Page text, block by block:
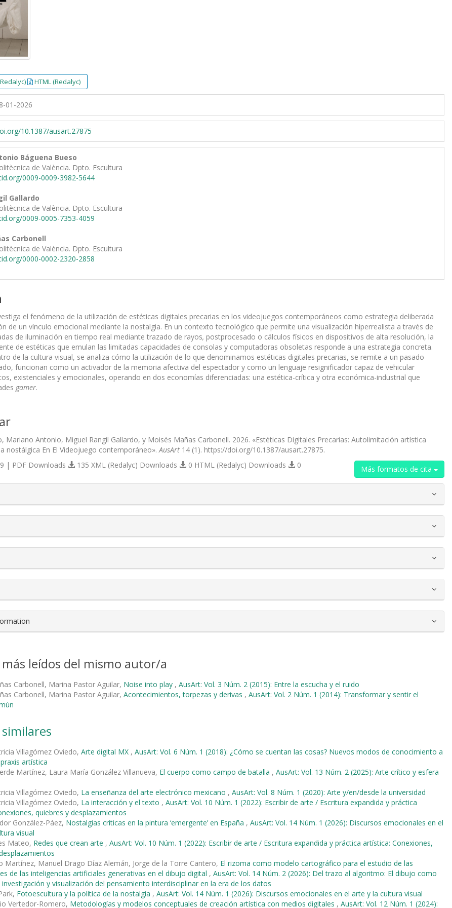
HTML (Redalyc)
01-2026
10.1387/ausart.27875
Báguena Bueso
de València. Dpto. Escultura
0009-0009-3982-5644
Gallardo
de València. Dpto. Escultura
0009-0005-7353-4059
Carbonell
de València. Dpto. Escultura
0000-0002-2320-2858
el fenómeno de la utilización de estéticas digitales precarias en los videojuegos contemporáneos como estrategia deliberada
de un vínculo emocional mediante la nostalgia. En un contexto tecnológico que permite una visualización hiperrealista a través de
de iluminación en tiempo real mediante trazado de rayos, postprocesado o cálculos físicos en dispositivos de alta resolución, la
de estéticas que emulan las limitadas capacidades de consolas y computadoras obsoletas responde a una estrategia concreta.
de la cultura visual, se analiza cómo la utilización de lo que denominamos estéticas digitales precarias, se remite a un pasado
funcionan como un activador de la memoria afectiva del espectador y como un lenguaje resignificador capaz de vehicular
existenciales y emocionales, operando en dos economías diferenciadas: una estética-crítica y otra económica-industrial que
gamer.
Mariano Antonio, Miguel Rangil Gallardo, y Moisés Mañas Carbonell. 2026. «Estéticas Digitales Precarias: Autolimitación artística
nostálgica En El Videojuego contemporáneo».AusArt 14 (1). https://doi.org/10.1387/ausart.27875.
Más formatos de cita
| PDF Downloads 135 XML (Redalyc) Downloads 0 HTML (Redalyc) Downloads 0
leídos del mismo autor/a
Carbonell, Marina Pastor Aguilar, Noise into play , AusArt: Vol. 3 Núm. 2 (2015): Entre la escucha y el ruido
Carbonell, Marina Pastor Aguilar, Acontecimientos, torpezas y derivas , AusArt: Vol. 2 Núm. 1 (2014): Transformar y sentir el
Villagómez Oviedo, Arte digital MX , AusArt: Vol. 6 Núm. 1 (2018): ¿Cómo se cuentan las cosas? Nuevos modos de conocimiento a
artística
Martínez, Laura María González Villanueva, El cuerpo como campo de batalla , AusArt: Vol. 13 Núm. 2 (2025): Arte crítico y esfera
Villagómez Oviedo, La enseñanza del arte electrónico mexicano , AusArt: Vol. 8 Núm. 1 (2020): Arte y/en/desde la universidad
Villagómez Oviedo, La interacción y el texto , AusArt: Vol. 10 Núm. 1 (2022): Escribir de arte / Escritura expandida y práctica
quiebres y desplazamientos
González-Páez, Nostalgias críticas en la pintura ‘emergente’ en España , AusArt: Vol. 14 Núm. 1 (2026): Discursos emocionales en el
visual
Mateo, Redes que crean arte , AusArt: Vol. 10 Núm. 1 (2022): Escribir de arte / Escritura expandida y práctica artística: Conexiones,
Martínez, Manuel Drago Díaz Alemán, Jorge de la Torre Cantero, El rizoma como modelo cartográfico para el estudio de las
de las inteligencias artificiales generativas en el dibujo digital , AusArt: Vol. 14 Núm. 2 (2026): Del trazo al algoritmo: El dibujo como
y visualización del pensamiento interdisciplinar en la era de los datos
Fotoescultura y la política de la nostalgia , AusArt: Vol. 14 Núm. 1 (2026): Discursos emocionales en el arte y la cultura visual
Vertedor-Romero, Metodologías y modelos conceptuales de creación artística con medios digitales , AusArt: Vol. 12 Núm. 1 (2024):